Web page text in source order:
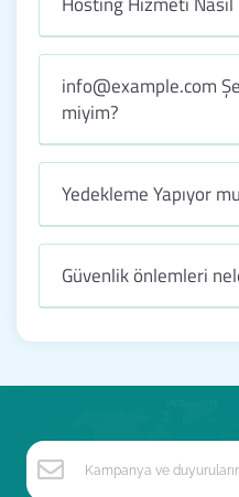
info@example.com
miyim?
Yedekleme Yapıyor
Güvenlik önlemleri